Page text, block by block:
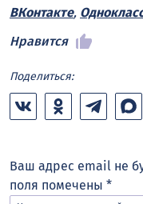
ВКонтакте,
Нравится
Поделиться:
Ваш адрес email не
поля помечены *